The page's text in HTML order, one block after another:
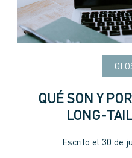
QUÉ SON Y
LONG-
Escrito el 30 de